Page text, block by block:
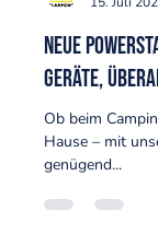
15. Juli 2025
Neue
Geräte,
Ob beim
Hause – mit unseren